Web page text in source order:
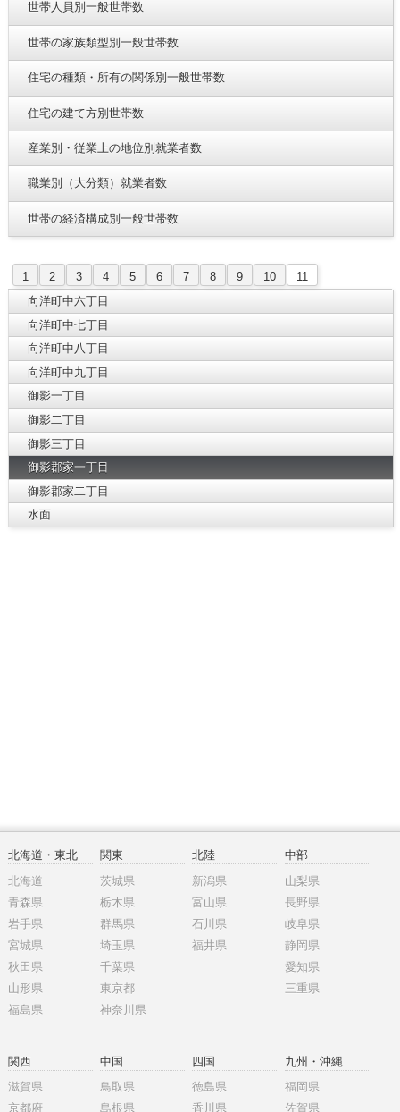
世帯人員別一般世帯数
世帯の家族類型別一般世帯数
住宅の種類・所有の関係別一般世帯数
住宅の建て方別世帯数
産業別・従業上の地位別就業者数
職業別（大分類）就業者数
世帯の経済構成別一般世帯数
1 2 3 4 5 6 7 8 9 10
11
向洋町中六丁目
向洋町中七丁目
向洋町中八丁目
向洋町中九丁目
御影一丁目
御影二丁目
御影三丁目
御影郡家一丁目
御影郡家二丁目
水面
北海道・東北
北海道
青森県
岩手県
宮城県
秋田県
山形県
福島県
関東
茨城県
栃木県
群馬県
埼玉県
千葉県
東京都
神奈川県
北陸
新潟県
富山県
石川県
福井県
中部
山梨県
長野県
岐阜県
静岡県
愛知県
三重県
関西
滋賀県
京都府
中国
鳥取県
島根県
四国
徳島県
香川県
九州・沖縄
福岡県
佐賀県